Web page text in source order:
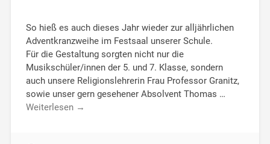
So hieß es auch dieses Jahr wieder zur alljährlichen
Adventkranzweihe im Festsaal unserer Schule.
Für die Gestaltung sorgten nicht nur die
Musikschüler/innen der 5. und 7. Klasse, sondern
auch unsere Religionslehrerin Frau Professor Granitz,
sowie unser gern gesehener Absolvent Thomas …
Weiterlesen →